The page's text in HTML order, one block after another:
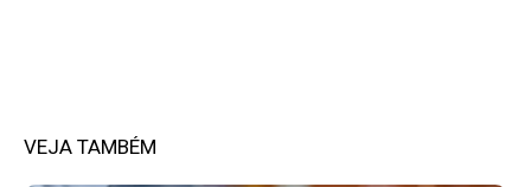
VEJA TAMBÉM